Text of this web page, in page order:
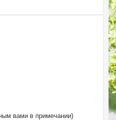
вами в примечании)